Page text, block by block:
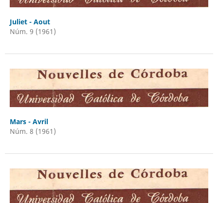
Juliet - Aout
Núm. 9 (1961)
Mars - Avril
Núm. 8 (1961)